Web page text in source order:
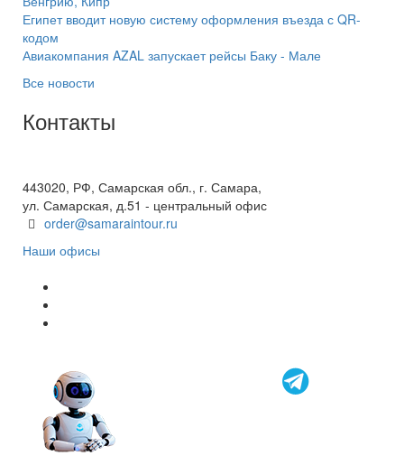
Египет вводит новую систему оформления въезда с QR-
кодом
Авиакомпания AZAL запускает рейсы Баку - Мале
Все новости
Контакты
443020, РФ, Самарская обл., г. Самара,
ул. Самарская, д.51 - центральный офис
order@samaraintour.ru
Наши офисы